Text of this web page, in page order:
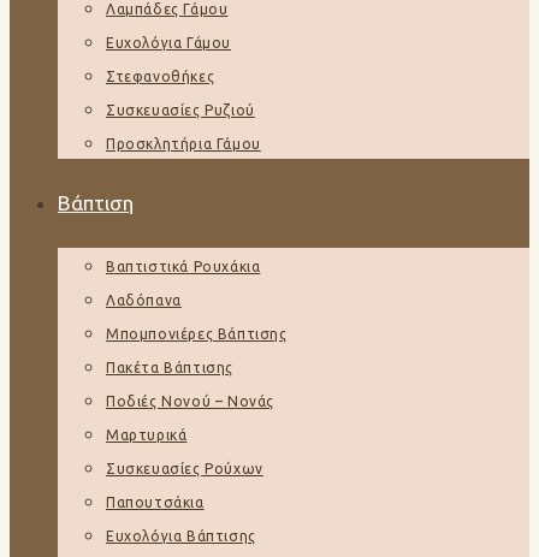
Λαμπάδες Γάμου
Ευχολόγια Γάμου
Στεφανοθήκες
Συσκευασίες Ρυζιού
Προσκλητήρια Γάμου
Βάπτιση
Βαπτιστικά Ρουχάκια
Λαδόπανα
Μπομπονιέρες Βάπτισης
Πακέτα Βάπτισης
Ποδιές Νονού – Νονάς
Μαρτυρικά
Συσκευασίες Ρούχων
Παπουτσάκια
Ευχολόγια Βάπτισης